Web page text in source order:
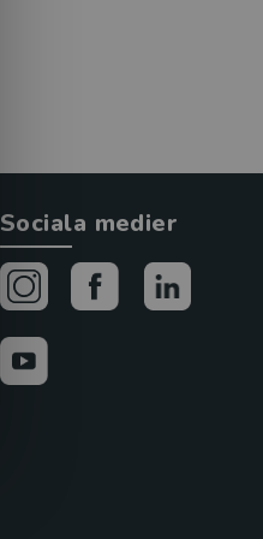
Sociala medier